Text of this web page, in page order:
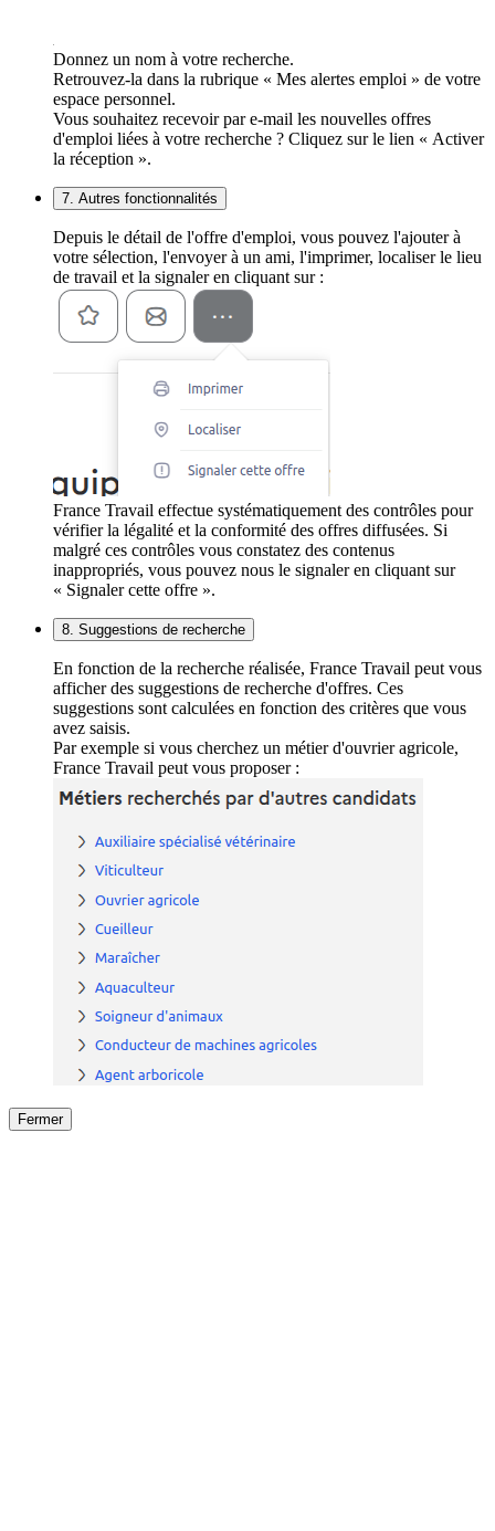
Donnez un nom à votre recherche.
Retrouvez-la dans la rubrique « Mes alertes emploi » de votre
espace personnel.
Vous souhaitez recevoir par e-mail les nouvelles offres
d'emploi liées à votre recherche ? Cliquez sur le lien « Activer
la réception ».
7. Autres fonctionnalités
Depuis le détail de l'offre d'emploi, vous pouvez l'ajouter à
votre sélection, l'envoyer à un ami, l'imprimer, localiser le lieu
de travail et la signaler en cliquant sur :
France Travail effectue systématiquement des contrôles pour
vérifier la légalité et la conformité des offres diffusées. Si
malgré ces contrôles vous constatez des contenus
inappropriés, vous pouvez nous le signaler en cliquant sur
« Signaler cette offre ».
8. Suggestions de recherche
En fonction de la recherche réalisée, France Travail peut vous
afficher des suggestions de recherche d'offres. Ces
suggestions sont calculées en fonction des critères que vous
avez saisis.
Par exemple si vous cherchez un métier d'ouvrier agricole,
France Travail peut vous proposer :
Fermer